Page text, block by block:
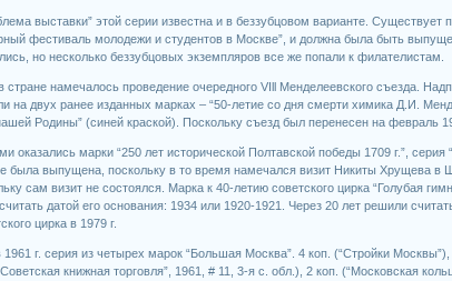
выставки” этой серии известна и в беззубцовом варианте. Существует
фестиваль молодежи и студентов в Москве”, и должна была быть
но несколько беззубцовых экземпляров все же попали к филателистам.
стране намечалось проведение очередного VIll Менделеевского съезда.
на двух ранее изданных марках – “50-летие со дня смерти химика Д.И.
Родины” (синей краской). Поскольку съезд был перенесен на февраль
оказались марки “250 лет исторической Полтавской победы 1709 г.”,
была выпущена, поскольку в то время намечался визит Никиты Хрущева
сам визит не состоялся. Марка к 40-летию советского цирка “Голубая
считать датой его основания: 1934 или 1920-1921. Через 20 лет решили
цирка в 1979 г.
1961 г. серия из четырех марок “Большая Москва”. 4 коп. (“Стройки
книжная торговля”, 1961, # 11, 3-я с. обл.), 2 коп. (“Московская